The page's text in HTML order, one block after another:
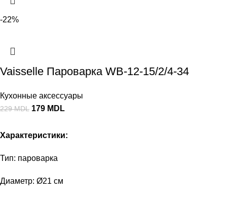
-22%
Vaisselle Пароварка WB-12-15/2/4-34
Кухонные аксессуары
229MDL 179 MDL
Характеристики:
Тип: пароварка
Диаметр: Ø21 см